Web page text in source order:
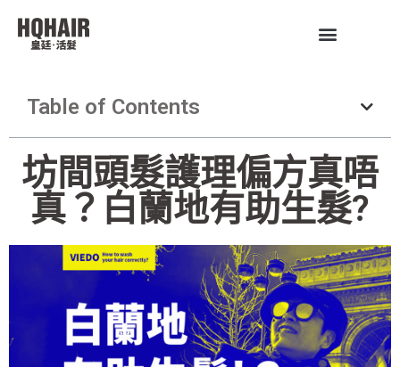
Table of Contents
坊間頭髮護理偏方真唔
真？白蘭地有助生髮?